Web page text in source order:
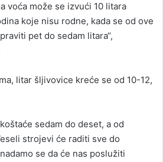
voća može se izvući 10 litara
koje nisu rodne, kada se od ove
pet do sedam litara“,
litar šljivovice kreće se od 10-12,
sedam do deset, a od
strojevi će raditi sve do
se da će nas poslužiti